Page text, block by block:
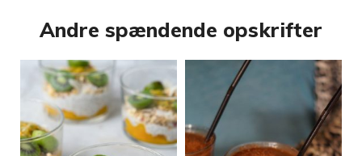
Andre spændende opskrifter